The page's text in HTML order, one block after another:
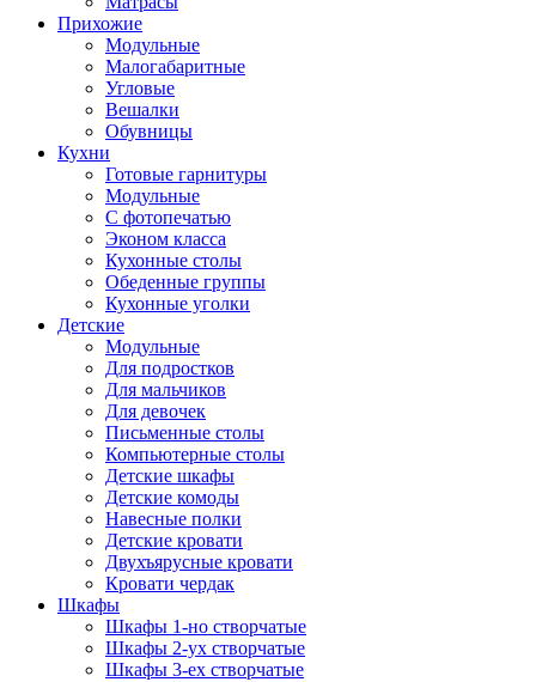
Прихожие
Модульные
Малогабаритные
Угловые
Вешалки
Обувницы
Кухни
Готовые гарнитуры
Модульные
С фотопечатью
Эконом класса
Кухонные столы
Обеденные группы
Кухонные уголки
Детские
Модульные
Для подростков
Для мальчиков
Для девочек
Письменные столы
Компьютерные столы
Детские шкафы
Детские комоды
Навесные полки
Детские кровати
Двухъярусные кровати
Кровати чердак
Шкафы
Шкафы 1-но створчатые
Шкафы 2-ух створчатые
Шкафы 3-ех створчатые